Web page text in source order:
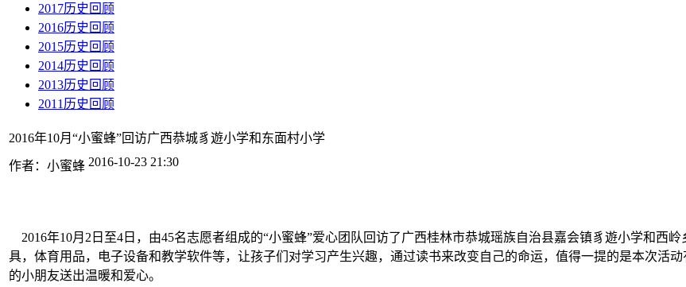
2017历史回顾
2016历史回顾
2015历史回顾
2014历史回顾
2013历史回顾
2011历史回顾
2016年10月“小蜜蜂”回访广西恭城豸遊小学和东面村小学
作者：小蜜蜂 2016-10-23 21:30
2016年10月2日至4日，由45名志愿者组成的“小蜜蜂”爱心团队回访了广西桂林市恭城瑶族自治县嘉会镇豸遊小学和西
具，体育用品，电子设备和教学软件等，让孩子们对学习产生兴趣，通过读书来改变自己的命运，值得一提的是本次活
的小朋友送出温暖和爱心。